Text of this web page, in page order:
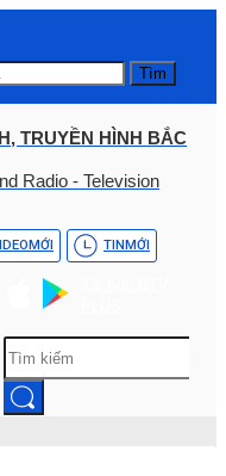
Tìm
TRUYỀN HÌNH BẮC
Radio - Television
MỚI TINMỚI